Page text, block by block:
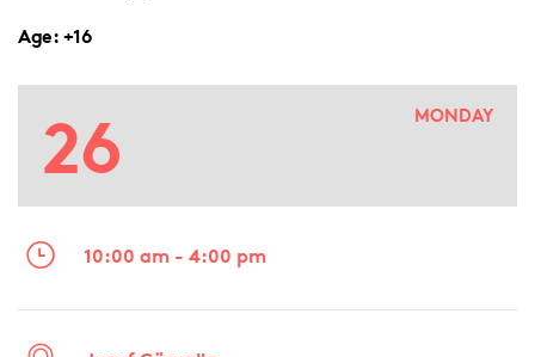
Age:+16
26 MONDAY
10:00 am - 4:00 pm